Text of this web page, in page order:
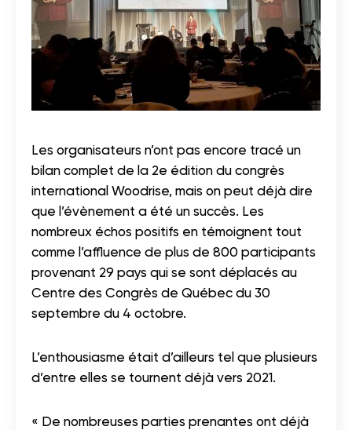
Les organisateurs n’ont pas encore tracé un
bilan complet de la 2e édition du congrès
international Woodrise, mais on peut déjà dire
que l’évènement a été un succès. Les
nombreux échos positifs en témoignent tout
comme l’affluence de plus de 800 participants
provenant 29 pays qui se sont déplacés au
Centre des Congrès de Québec du 30
septembre du 4 octobre.
L’enthousiasme était d’ailleurs tel que plusieurs
d’entre elles se tournent déjà vers 2021.
« De nombreuses parties prenantes ont déjà